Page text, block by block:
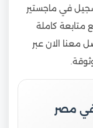
في ماجستير
متابعة كاملة
معنا الان عبر
في مصر